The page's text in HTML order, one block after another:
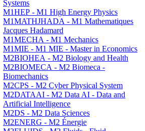
Systems
M1HEP - M1 High Energy Physics
M1MATHJHADA - M1 Mathematiques
Jacques Hadamard
M1MECHA - M1 Mechanics
M1MIE - M1 MIE - Master in Economics
M2BIOHEA - M2 Biology and Health
M2BIOMECA - M2 Biomeca -
Biomechanics
M2CPS - M2 Cyber Physical System
M2DATAAI - M2 Data AI - Data and
Artificial Intelligence
M2DS - M2 Data Sciences
M2ENERG - M2 Énergie